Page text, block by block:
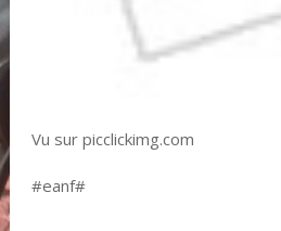
Vu sur picclickimg.com
#eanf#